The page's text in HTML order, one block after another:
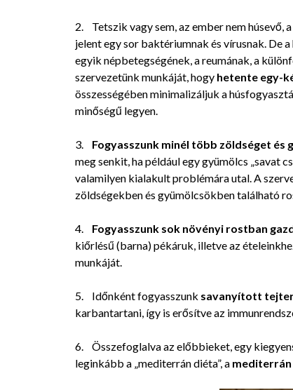
2. Tetszik vagy sem, az ember nem húsevő,
jelent egy sor baktériumnak és vírusnak. De
egyik népbetegségének, a reumának, a
szervezetünk munkáját, hogy hetente egy-
összességében minimalizáljuk a
minőségű legyen.
3. Fogyasszunk minél több zöldséget és
meg senkit, ha például egy gyümölcs „savat
valamilyen kialakult problémára utal. A
zöldségekben és gyümölcsökben található
4. Fogyasszunk sok növényi rostban
kiőrlésű (barna) pékáruk, illetve az
munkáját.
5. Időnként fogyasszunk savanyított
karbantartani, így is erősítve az
6. Összefoglalva az előbbieket, egy
leginkább a „mediterrán diéta”, a